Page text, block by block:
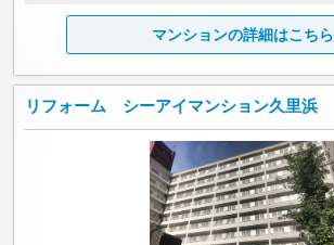
マンションの詳細はこちら
リフォーム シーアイマンション久里浜